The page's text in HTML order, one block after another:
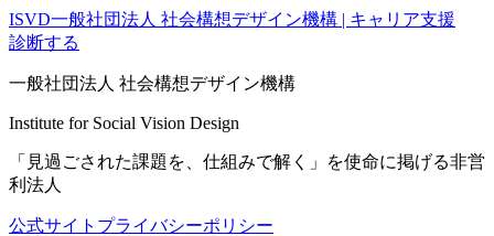
ISVD一般社団法人 社会構想デザイン機構 | キャリア支援
診断する
一般社団法人 社会構想デザイン機構
Institute for Social Vision Design
「見過ごされた課題を、仕組みで解く」を使命に掲げる非営
利法人
公式サイト プライバシーポリシー